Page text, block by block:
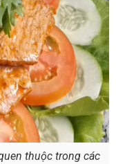
thuộc trong các